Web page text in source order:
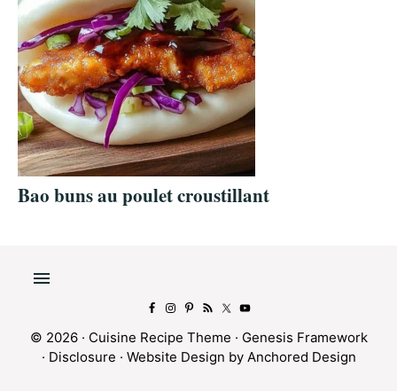
Bao buns au poulet croustillant
© 2026 · Cuisine Recipe Theme · Genesis Framework
· Disclosure · Website Design by Anchored Design